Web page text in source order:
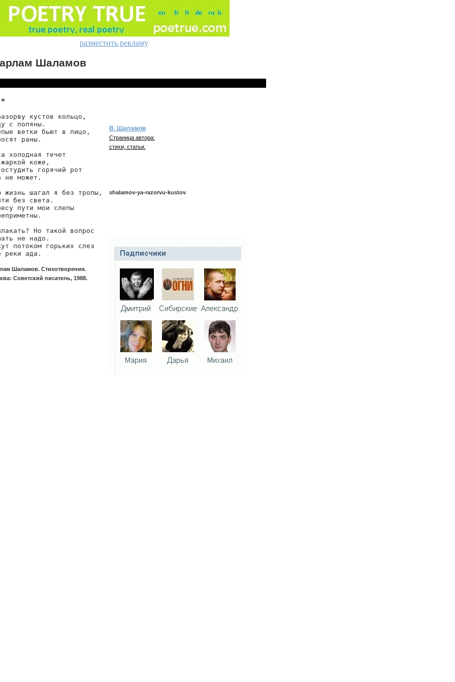
разместить рекламу
Шаламов
кустов кольцо,
с поляны.
ветки бьют в лицо,
раны.
холодная течет
коже,
горячий рот
не может.
жизнь шагал я без тропы,
без света.
пути мои слепы
Но такой вопрос
не надо.
потоком горьких слез
реки ада.
Шаламов. Стихотворения.
Советский писатель, 1988.
В. Шаламов
Страница автора:
стихи, статьи.
shalamov-ya-razorvu-kustov